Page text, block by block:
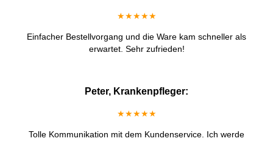
★★★★★
Einfacher Bestellvorgang und die Ware kam schneller als
erwartet. Sehr zufrieden!
Peter, Krankenpfleger:
★★★★★
Tolle Kommunikation mit dem Kundenservice. Ich werde